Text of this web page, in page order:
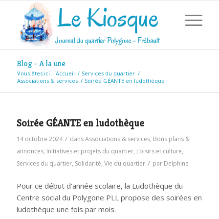
Blog - A la une
Vous êtes ici : Accueil / Services du quartier /
Associations & services / Soirée GÉANTE en ludothèque
Soirée GÉANTE en ludothèque
14 octobre 2024 / dansAssociations & services, Bons plans &
annonces, Initiatives et projets du quartier, Loisirs et culture,
Services du quartier, Solidarité, Vie du quartier / par Delphine
Pour ce début d’année scolaire, la Ludothèque du
Centre social du Polygone PLL propose des soirées en
ludothèque une fois par mois.